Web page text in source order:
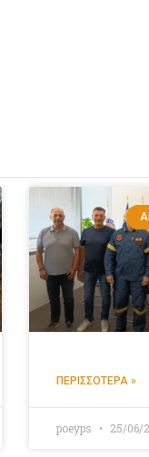
ΠΕΡΙΣΣΌΤΕΡΑ »
poeyps 25/06/